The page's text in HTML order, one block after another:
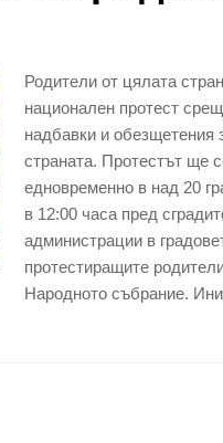
Родители от цялата
национален протест
надбавки и обезщетения
страната. Протестът ще
едновременно в над 20
в 12:00 часа пред
администрации в
протестиращите
Народното събрание.